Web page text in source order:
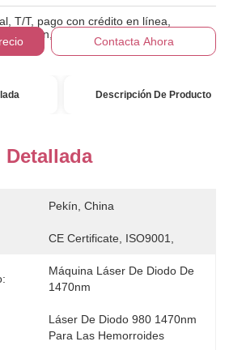
T/T, pago con crédito en línea,
Union, MoneyGram,
Contacta Ahora
Descripción De Producto
Pekín, China
CE Certificate, ISO9001,
Máquina Láser De Diodo De
1470nm
Láser De Diodo 980 1470nm
Para Las Hemorroides